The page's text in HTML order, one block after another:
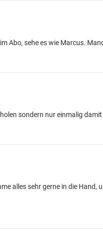
Abo, sehe es wie Marcus.
sondern nur einmalig
alles sehr gerne in die